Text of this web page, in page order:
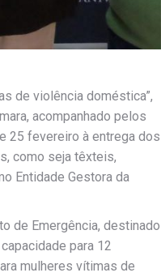
de violência doméstica”,
acompanhado pelos
25 fevereiro à entrega dos
como seja têxteis,
Entidade Gestora da
de Emergência, destinado
para 12
mulheres vítimas de